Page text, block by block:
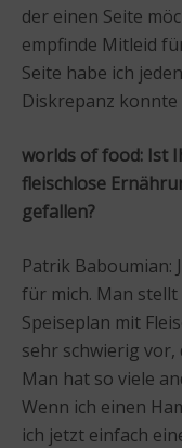
der einen Seite
empfinde Mitleid
Seite habe ich
Diskrepanz
worlds of food: Ist
fleischlose
gefallen?
Patrik Baboumian:
für mich. Man
Speiseplan mit
sehr schwierig vor,
Man hat so viele
Wenn ich einen
ich jetzt einfach